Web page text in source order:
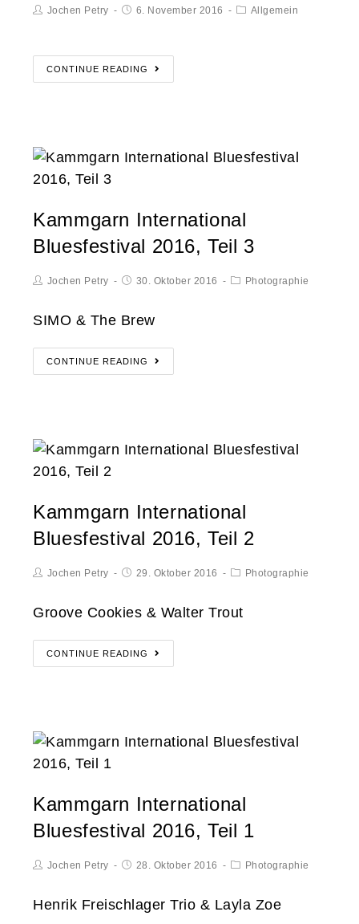
Jochen Petry 6. November 2016 Allgemein
CONTINUE READING
Kammgarn International
Bluesfestival 2016, Teil 3
Jochen Petry 30. Oktober 2016 Photographie
SIMO & The Brew
CONTINUE READING
Kammgarn International
Bluesfestival 2016, Teil 2
Jochen Petry 29. Oktober 2016 Photographie
Groove Cookies & Walter Trout
CONTINUE READING
Kammgarn International
Bluesfestival 2016, Teil 1
Jochen Petry 28. Oktober 2016 Photographie
Henrik Freischlager Trio & Layla Zoe